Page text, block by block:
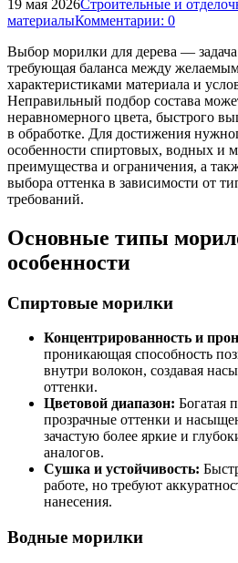
19 мая 2026Строительные и
материалыКомментарии: 0
Выбор морилки для дерева —
требующая баланса между
характеристиками материала и
Неправильный подбор состава
неравномерного цвета, быстрого
в обработке. Для достижения
особенности спиртовых, водных и
преимущества и ограничения, а
выбора оттенка в зависимости от
требований.
Основные типы
особенности
Спиртовые морилки
Концентрированность и
проникающая способность
внутри волокон, создавая
оттенки.
Цветовой диапазон: Богатая
прозрачные оттенки и
зачастую более яркие и
аналогов.
Сушка и устойчивость:
работе, но требуют
нанесения.
Водные морилки